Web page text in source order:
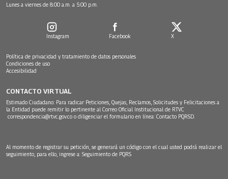
Lunes a viernes de 8:00 a.m. a 5:00 p.m.
Instagram Facebook X
Política de privacidad y tratamiento de datos personales
Condiciones de uso
Accesibilidad
CONTACTO VIRTUAL
Estimado Ciudadano: Para radicar Peticiones, Quejas, Reclamos, Solicitudes y Felicitaciones a
la Entidad puede remitir lo pertinente al Correo Oficial Institucional de RTVC
correspondencia@rtvc.gov.co o diligenciar el formulario en línea: Contacto PQRSD.
Al momento de registrar su petición, se generará un código con el cual usted podrá realizar el
seguimiento, para ello, ingrese a: Seguimiento de PQRS